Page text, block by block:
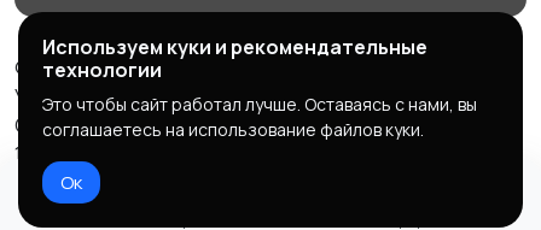
© 2026 Орен-АЙ - Авто | Недвижимость | Работа |
Услуги
Создал Карусов Е.С ООО "ЦПК" ИНН 5609203278 ОГРН
1235600008841
Правила сервиса
Используем куки и рекомендательные
технологии
Это чтобы сайт работал лучше. Оставаясь с нами, вы
соглашаетесь на использование файлов куки.
Ок